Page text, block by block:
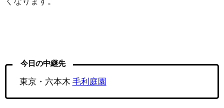
今日の中継先
東京・六本木 毛利庭園